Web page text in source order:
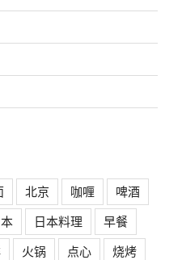
北京 咖喱
啤酒
日本料理
早餐
火锅 点心
烧烤